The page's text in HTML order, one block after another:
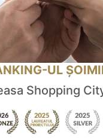
UL
Shopping